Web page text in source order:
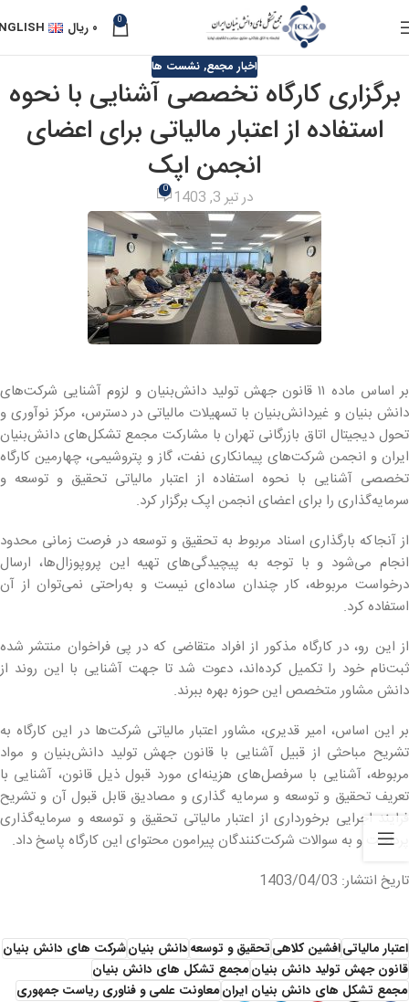
0 ۰ ریال
اخبار مجمع, نشست ها
برگزاری کارگاه‌ تخصصی آشنایی با نحوه
استفاده از اعتبار مالیاتی برای اعضای
انجمن اپک
در تیر 3, 1403 0
بر اساس ماده ۱۱ قانون جهش تولید دانش‌بنیان و لزوم آشنایی شرکت‌های
دانش بنیان و غیردانش‌بنیان با تسهیلات مالیاتی در دسترس، مرکز نوآوری و
تحول دیجیتال اتاق بازرگانی تهران با مشارکت مجمع‌ تشکل‌های دانش‌بنیان
ایران و انجمن شرکت‌های پیمانکاری نفت، گاز و پتروشیمی، چهارمین کارگاه
تخصصی آشنایی با نحوه استفاده از اعتبار مالیاتی تحقیق و توسعه و
سرمایه‌گذاری را برای اعضای انجمن اپک برگزار کرد.
از آنجاکه بارگذاری اسناد مربوط به تحقیق و توسعه در فرصت زمانی محدود
انجام می‌شود و با توجه به پیچیدگی‌های تهیه این پروپوزال‌ها، ارسال
درخواست مربوطه، کار چندان ساده‌ای نیست و به‌راحتی نمی‌توان از آن
استفاده کرد.
از این رو، در کارگاه مذکور از افراد متقاضی که در پی فراخوان منتشر شده
ثبت‌نام خود را تکمیل کرده‌اند، دعوت شد تا جهت آشنایی با این روند از
دانش مشاور متخصص این حوزه بهره ببرند.
بر این اساس، امیر قدیری، مشاور اعتبار مالیاتی شرکت‌ها در این کارگاه به
تشریح مباحثی از قبیل آشنایی با قانون جهش تولید دانش‌بنیان و مواد
مربوطه، آشنایی با سرفصل‌های هزینه‌ای مورد قبول ذیل قانون، آشنایی با
تعریف تحقیق و توسعه و سرمایه گذاری و مصادیق قابل قبول آن و تشریح
فرایند اجرایی برخورداری از اعتبار مالیاتی تحقیق و توسعه و سرمایه‌گذاری
پرداخت و به سوالات شرکت‌کنندگان پیرامون محتوای این کارگاه پاسخ داد.
تاریخ انتشار: 1403/04/03
اعتبار مالیاتیافشین کلاهیتحقیق و توسعهدانش بنیانشرکت های دانش بنیان
قانون جهش تولید دانش بنیانمجمع تشکل های دانش بنیان
مجمع تشکل های دانش بنیان ایرانمعاونت علمی و فناوری ریاست جمهوری